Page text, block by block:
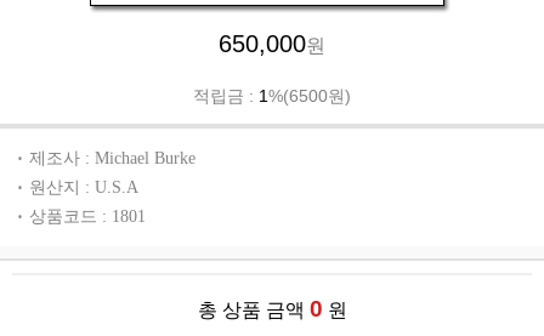
650,000원
적립금 : 1%(6500원)
제조사 : Michael Burke
원산지 : U.S.A
상품코드 : 1801
총 상품 금액 0 원